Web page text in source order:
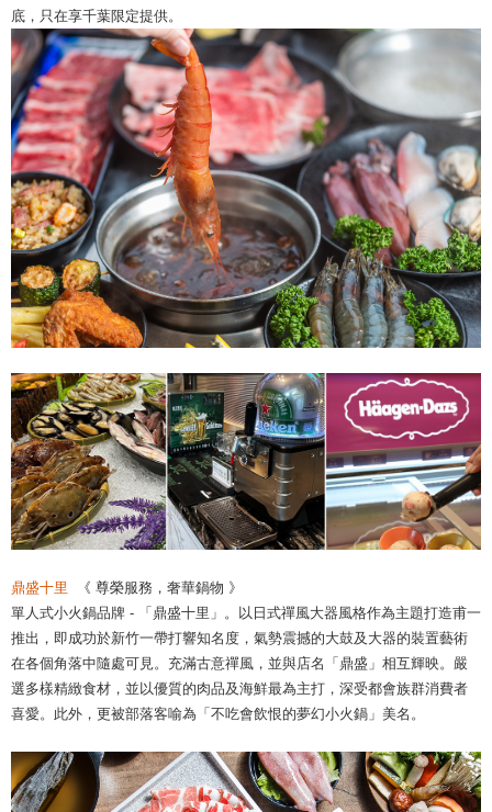
底，只在享千葉限定提供。
鼎盛十里
《 尊榮服務，奢華鍋物 》
單人式小火鍋品牌 - 「鼎盛十里」。以日式禪風大器風格作為主題打造甫一
推出，即成功於新竹一帶打響知名度，氣勢震撼的大鼓及大器的裝置藝術
在各個角落中隨處可見。充滿古意禪風，並與店名「鼎盛」相互輝映。嚴
選多樣精緻食材，並以優質的肉品及海鮮最為主打，深受都會族群消費者
喜愛。此外，更被部落客喻為「不吃會飲恨的夢幻小火鍋」美名。